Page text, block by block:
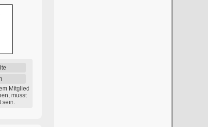
Mitglied
musst
sein.